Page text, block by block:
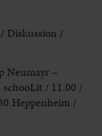
Diskussion /
Neumayr –
schooLit / 11.00 /
Heppenheim /